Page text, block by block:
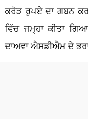
ਕਰੋੜ ਰੁਪਏ ਦਾ ਗਬਨ
ਵਿੱਚ ਜਮ੍ਹਾ ਕੀਤਾ
ਦਾਅਵਾ ਐਸਡੀਐਮ ਦੇ